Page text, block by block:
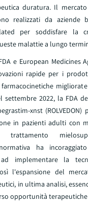
duratura. Il
realizzati da aziende
per soddisfare la
malattie a lungo
e European Medicines
rapide per i
settembre 2022, la FDA
xnst
in pazienti adulti con
ha
implementare la
l'espansione del
in ultima analisi,
opportunità